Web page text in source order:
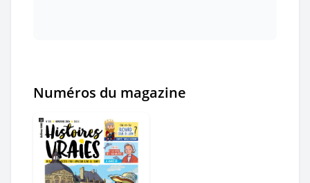
Numéros du magazine